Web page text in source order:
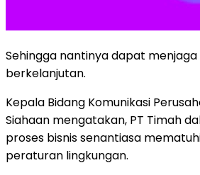
Sehingga nantinya dapat
berkelanjutan.
Kepala Bidang Komunikasi
Siahaan mengatakan, PT Timah
proses bisnis senantiasa
peraturan lingkungan.